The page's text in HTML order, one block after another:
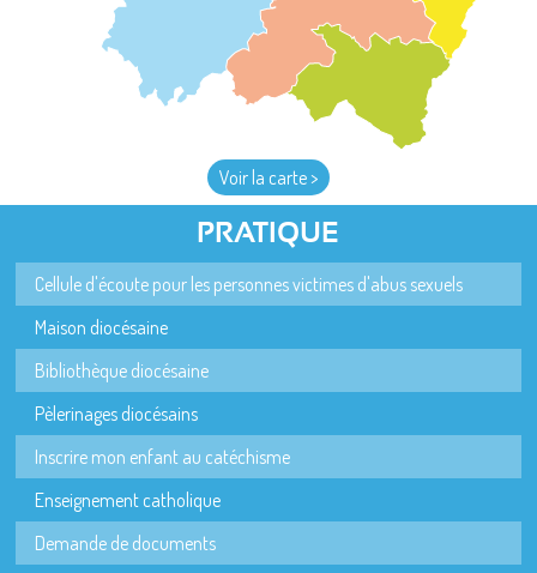
Voir la carte >
PRATIQUE
Cellule d'écoute pour les personnes victimes d'abus sexuels
Maison diocésaine
Bibliothèque diocésaine
Pèlerinages diocésains
Inscrire mon enfant au catéchisme
Enseignement catholique
Demande de documents